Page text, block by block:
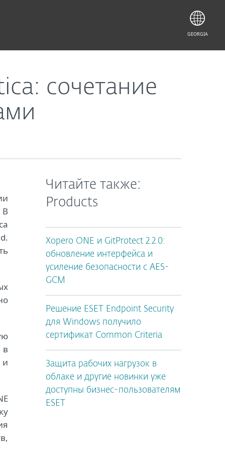
сочетание
В
и
Читайте также:
Products
Xopero ONE и GitProtect 2.2.0:
обновление интерфейса и
усиление безопасности с AES-
GCM
Решение ESET Endpoint Security
для Windows получило
сертификат Common Criteria
Защита рабочих нагрузок в
облаке и другие новинки уже
доступны бизнес-пользователям
ESET
GEORGIA